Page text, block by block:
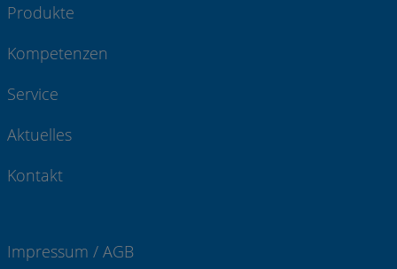
Produkte
Kompetenzen
Service
Aktuelles
Kontakt
Impressum / AGB